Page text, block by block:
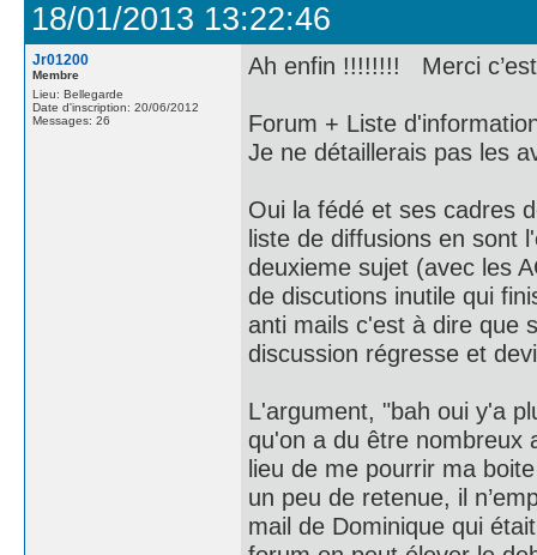
18/01/2013 13:22:46
Jr01200
Membre
Lieu: Bellegarde
Date d'inscription: 20/06/2012
Messages: 26
Ah enfin !!!!!!!! Merci
Forum + Liste
Je ne détaillerais pas les
Oui la fédé et ses cadres
liste de diffusions en sont
deuxieme sujet (avec les
de discutions inutile qui
anti mails c'est à dire que
discussion régresse et
L'argument, "bah oui y'a
qu'on a du être nombreux
lieu de me pourrir ma
un peu de retenue, il
mail de Dominique qui